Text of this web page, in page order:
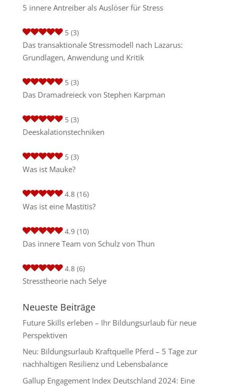
5 innere Antreiber als Auslöser für Stress
5 (3)
Das transaktionale Stressmodell nach Lazarus:
Grundlagen, Anwendung und Kritik
5 (3)
Das Dramadreieck von Stephen Karpman
5 (3)
Deeskalationstechniken
5 (3)
Was ist Mauke?
4.8 (16)
Was ist eine Mastitis?
4.9 (10)
Das innere Team von Schulz von Thun
4.8 (6)
Stresstheorie nach Selye
Neueste Beiträge
Future Skills erleben – Ihr Bildungsurlaub für neue
Perspektiven
Neu: Bildungsurlaub Kraftquelle Pferd – 5 Tage zur
nachhaltigen Resilienz und Lebensbalance
Gallup Engagement Index Deutschland 2024: Eine